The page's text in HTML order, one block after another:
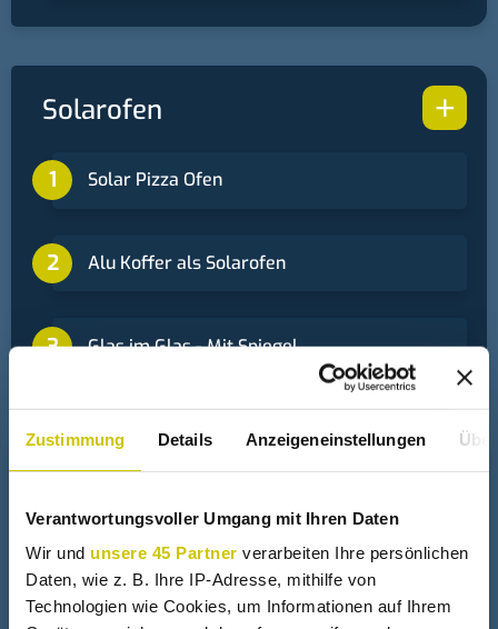
Zustimmung Details Anzeigeneinstellungen
Verantwortungsvoller Umgang mit Ihren Daten
Wir und unsere 45 Partner verarbeiten Ihre persönlichen
Daten, wie z. B. Ihre IP-Adresse, mithilfe von
Technologien wie Cookies, um Informationen auf Ihrem
+
Solarofen
Solar Pizza Ofen
Alu Koffer als Solarofen
Glas im Glas - Mit Spiegel
+
Solarkocher aus einer Sat Schüssel